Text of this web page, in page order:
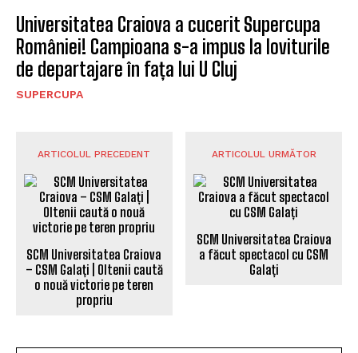
Universitatea Craiova a cucerit Supercupa
României! Campioana s-a impus la loviturile
de departajare în fața lui U Cluj
SUPERCUPA
ARTICOLUL PRECEDENT
SCM Universitatea Craiova
– CSM Galați | Oltenii caută
o nouă victorie pe teren
propriu
ARTICOLUL URMĂTOR
SCM Universitatea Craiova
a făcut spectacol cu CSM
Galați